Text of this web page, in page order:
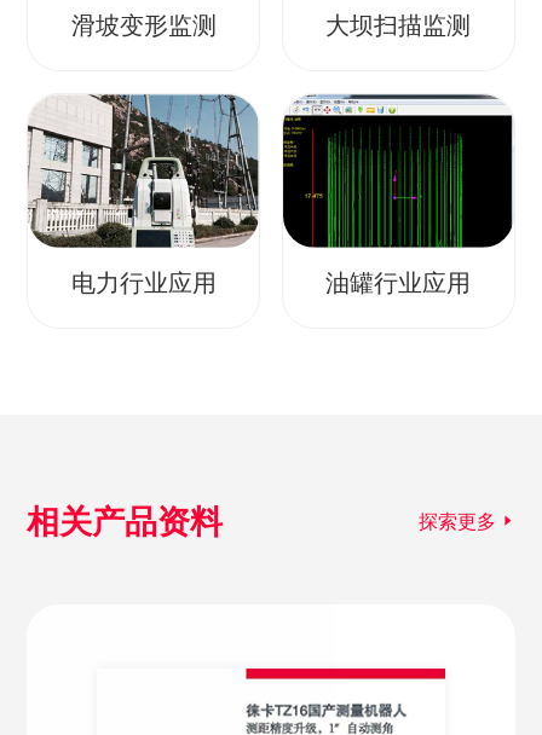
滑坡变形监测 大坝扫描监测
电力行业应用 油罐行业应用
相关产品资料 探索更多